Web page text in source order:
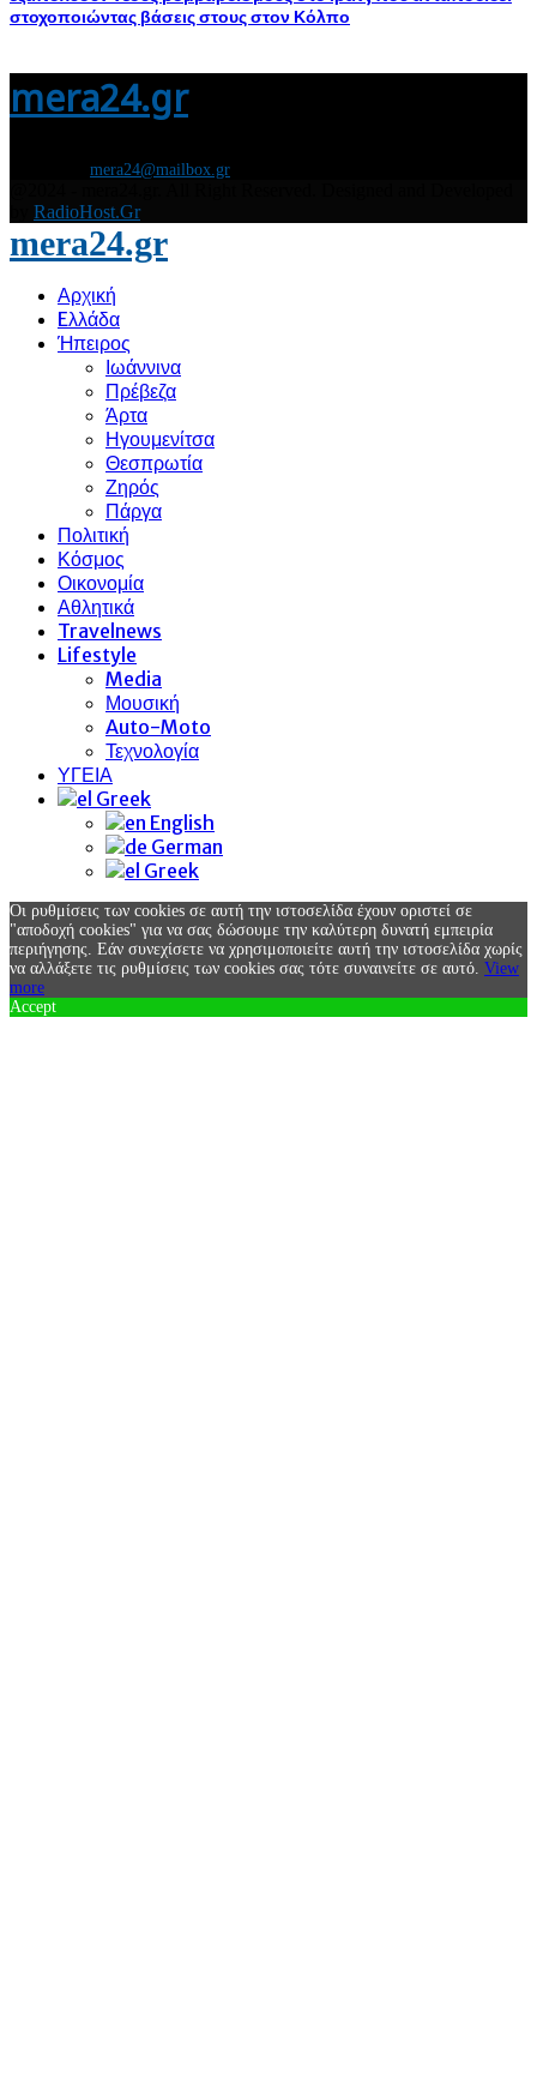
στοχοποιώντας βάσεις στους στον Κόλπο
mera24.gr
mera24@mailbox.gr
RadioHost.Gr
mera24.gr
Αρχική
Eλλάδα
Ήπειρος
Ιωάννινα
Πρέβεζα
Άρτα
Ηγουμενίτσα
Θεσπρωτία
Ζηρός
Πάργα
Πολιτική
Κόσμος
Οικονομία
Αθλητικά
Travelnews
Lifestyle
Media
Μουσική
Auto-Moto
Τεχνολογία
ΥΓΕΙΑ
Greek
English
German
Greek
Οι ρυθμίσεις των cookies σε αυτή την ιστοσελίδα έχουν οριστεί σε
"αποδοχή cookies" για να σας δώσουμε την καλύτερη δυνατή εμπειρία
περιήγησης. Εάν συνεχίσετε να χρησιμοποιείτε αυτή την ιστοσελίδα χωρίς
να αλλάξετε τις ρυθμίσεις των cookies σας τότε συναινείτε σε αυτό. View
more
Accept